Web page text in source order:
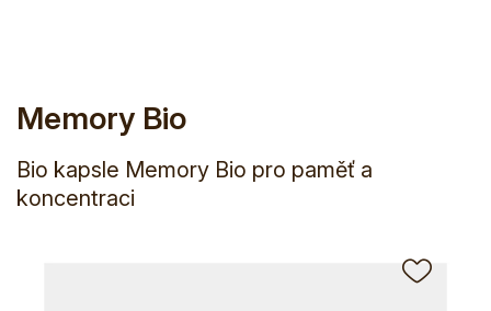
Memory Bio
Bio kapsle Memory Bio pro paměť a
koncentraci